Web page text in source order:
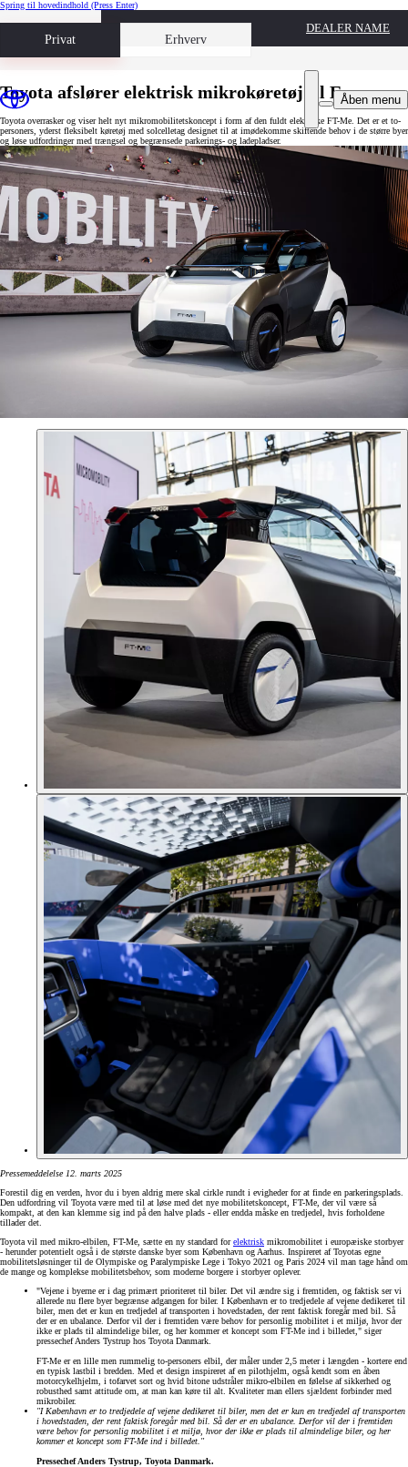
Spring til hovedindhold (Press Enter)
Privat Erhverv
Book prøvetur
DEALER NAME
Åben menu
Toyota afslører elektrisk mikrokøretøj til Europa
Toyota overrasker og viser helt nyt mikromobilitetskoncept i form af den fuldt elektriske FT-Me. Det er et to-
personers, yderst fleksibelt køretøj med solcelletag designet til at imødekomme skiftende behov i de større byer
og løse udfordringer med trængsel og begrænsede parkerings- og ladepladser.
Pressemeddelelse 12. marts 2025
Forestil dig en verden, hvor du i byen aldrig mere skal cirkle rundt i evigheder for at finde en parkeringsplads.
Den udfordring vil Toyota være med til at løse med det nye mobilitetskoncept, FT-Me, der vil være så
kompakt, at den kan klemme sig ind på den halve plads - eller endda måske en tredjedel, hvis forholdene
tillader det.
Toyota vil med mikro-elbilen, FT-Me, sætte en ny standard forelektrisk mikromobilitet i europæiske storbyer
- herunder potentielt også i de største danske byer som København og Aarhus. Inspireret af Toyotas egne
mobilitetsløsninger til de Olympiske og Paralympiske Lege i Tokyo 2021 og Paris 2024 vil man tage hånd om
de mange og komplekse mobilitetsbehov, som moderne borgere i storbyer oplever.
"Vejene i byerne er i dag primært prioriteret til biler. Det vil ændre sig i fremtiden, og faktisk ser vi
allerede nu flere byer begrænse adgangen for biler. I København er to tredjedele af vejene dedikeret til
biler, men det er kun en tredjedel af transporten i hovedstaden, der rent faktisk foregår med bil. Så
der er en ubalance. Derfor vil der i fremtiden være behov for personlig mobilitet i et miljø, hvor der
ikke er plads til almindelige biler, og her kommer et koncept som FT-Me ind i billedet," siger
pressechef Anders Tystrup hos Toyota Danmark.
FT-Me er en lille men rummelig to-personers elbil, der måler under 2,5 meter i længden - kortere end
en typisk lastbil i bredden. Med et design inspireret af en pilothjelm, også kendt som en åben
motorcykelhjelm, i tofarvet sort og hvid bitone udstråler mikro-elbilen en følelse af sikkerhed og
robusthed samt attitude om, at man kan køre til alt. Kvaliteter man ellers sjældent forbinder med
mikrobiler.
"I København er to tredjedele af vejene dedikeret til biler, men det er kun en tredjedel af transporten
i hovedstaden, der rent faktisk foregår med bil. Så der er en ubalance. Derfor vil der i fremtiden
være behov for personlig mobilitet i et miljø, hvor der ikke er plads til almindelige biler, og her
kommer et koncept som FT-Me ind i billedet."
Pressechef Anders Tystrup, Toyota Danmark.